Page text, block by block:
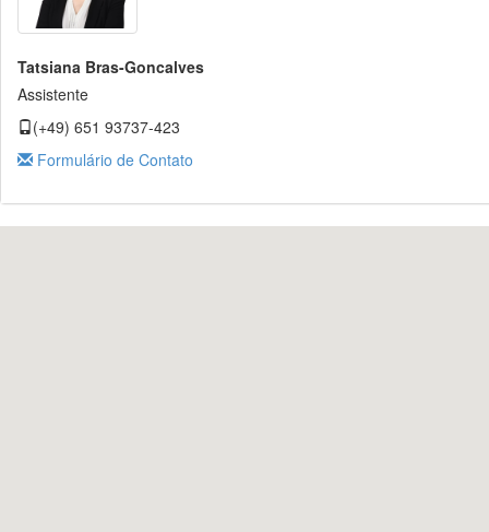
Tatsiana Bras-Goncalves
Assistente
(+49) 651 93737-423
Formulário de Contato